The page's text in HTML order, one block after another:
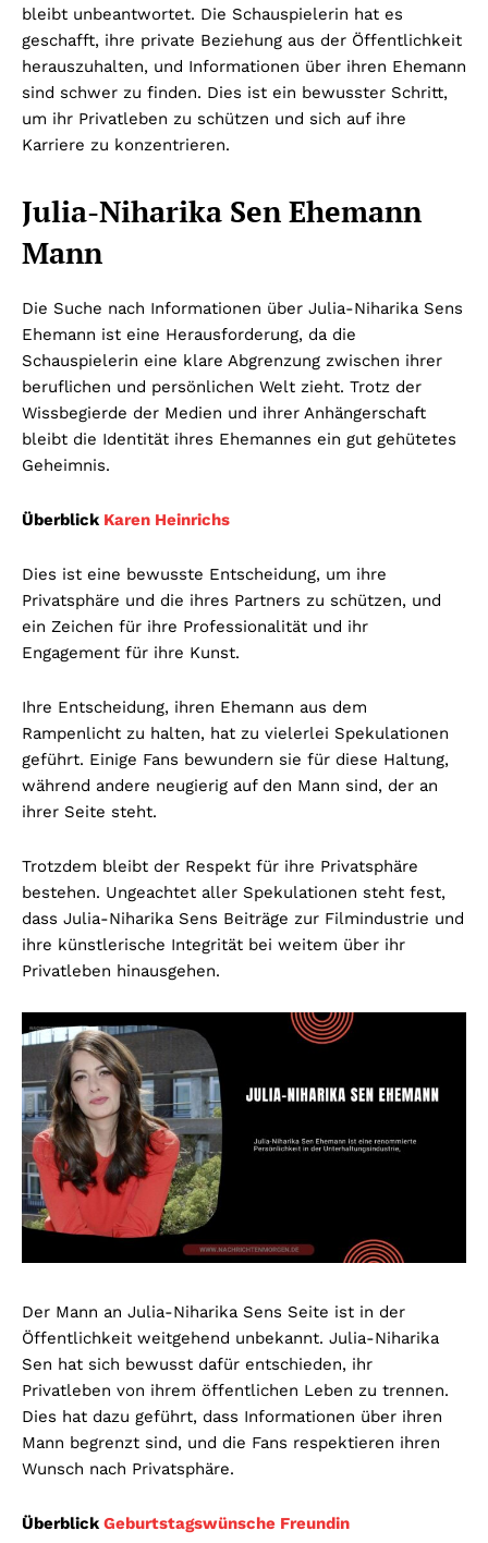
bleibt unbeantwortet. Die Schauspielerin hat es
geschafft, ihre private Beziehung aus der Öffentlichkeit
herauszuhalten, und Informationen über ihren Ehemann
sind schwer zu finden. Dies ist ein bewusster Schritt,
um ihr Privatleben zu schützen und sich auf ihre
Karriere zu konzentrieren.
Julia-Niharika Sen Ehemann
Mann
Die Suche nach Informationen über Julia-Niharika Sens
Ehemann ist eine Herausforderung, da die
Schauspielerin eine klare Abgrenzung zwischen ihrer
beruflichen und persönlichen Welt zieht. Trotz der
Wissbegierde der Medien und ihrer Anhängerschaft
bleibt die Identität ihres Ehemannes ein gut gehütetes
Geheimnis.
Überblick Karen Heinrichs
Dies ist eine bewusste Entscheidung, um ihre
Privatsphäre und die ihres Partners zu schützen, und
ein Zeichen für ihre Professionalität und ihr
Engagement für ihre Kunst.
Ihre Entscheidung, ihren Ehemann aus dem
Rampenlicht zu halten, hat zu vielerlei Spekulationen
geführt. Einige Fans bewundern sie für diese Haltung,
während andere neugierig auf den Mann sind, der an
ihrer Seite steht.
Trotzdem bleibt der Respekt für ihre Privatsphäre
bestehen. Ungeachtet aller Spekulationen steht fest,
dass Julia-Niharika Sens Beiträge zur Filmindustrie und
ihre künstlerische Integrität bei weitem über ihr
Privatleben hinausgehen.
Der Mann an Julia-Niharika Sens Seite ist in der
Öffentlichkeit weitgehend unbekannt. Julia-Niharika
Sen hat sich bewusst dafür entschieden, ihr
Privatleben von ihrem öffentlichen Leben zu trennen.
Dies hat dazu geführt, dass Informationen über ihren
Mann begrenzt sind, und die Fans respektieren ihren
Wunsch nach Privatsphäre.
Überblick Geburtstagswünsche Freundin